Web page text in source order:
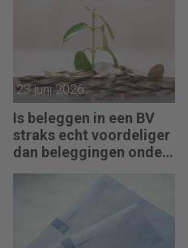
23 juni 2026
Is beleggen in een BV
straks echt voordeliger
dan beleggingen onder